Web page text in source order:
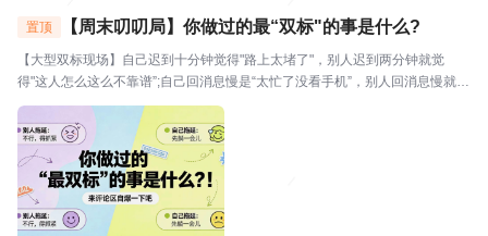
置顶 【周末叨叨局】你做过的最“双标"的事是什么?
【大型双标现场】自己迟到十分钟觉得"路上太堵了"，别人迟到两分钟就觉
得"这人怎么这么不靠谱”;自己回消息慢是“太忙了没看手机”，别人回消息慢就是
“故意不回我吧”🔥玩法："我对自己___________,但对别人__________。我就
是这么双标。评论区坦...